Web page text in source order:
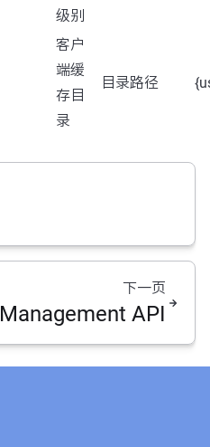
级别
客户
端缓
存目
录
目录路径
下一页
Management API